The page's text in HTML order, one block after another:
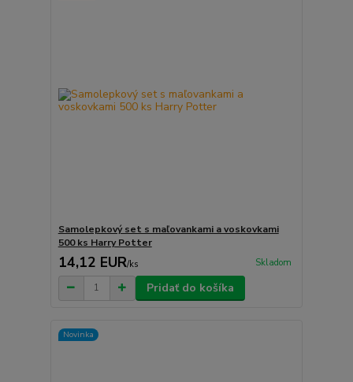
Samolepkový set s maľovankami a voskovkami
500 ks Harry Potter
14,12 EUR/ks Skladom
Pridať do košíka
Novinka